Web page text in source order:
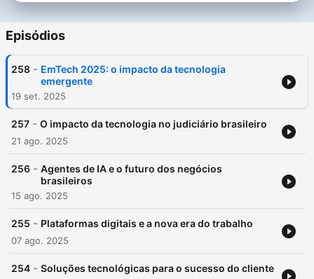
Episódios
258 - EmTech 2025: o impacto da tecnologia
emergente
19 set. 2025
257 - O impacto da tecnologia no judiciário brasileiro
21 ago. 2025
256 - Agentes de IA e o futuro dos negócios
brasileiros
15 ago. 2025
255 - Plataformas digitais e a nova era do trabalho
07 ago. 2025
254 - Soluções tecnológicas para o sucesso do cliente